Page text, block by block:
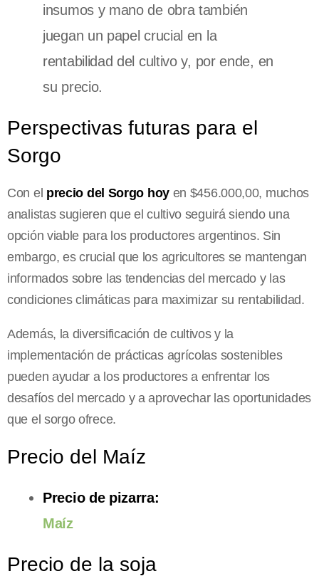
insumos y mano de obra también
juegan un papel crucial en la
rentabilidad del cultivo y, por ende, en
su precio.
Perspectivas futuras para el
Sorgo
Con el precio del Sorgo hoyen $456.000,00, muchos
analistas sugieren que el cultivo seguirá siendo una
opción viable para los productores argentinos. Sin
embargo, es crucial que los agricultores se mantengan
informados sobre las tendencias del mercado y las
condiciones climáticas para maximizar su rentabilidad.
Además, la diversificación de cultivos y la
implementación de prácticas agrícolas sostenibles
pueden ayudar a los productores a enfrentar los
desafíos del mercado y a aprovechar las oportunidades
que el sorgo ofrece.
Precio del Maíz
Precio de pizarra:
Maíz
Precio de la soja